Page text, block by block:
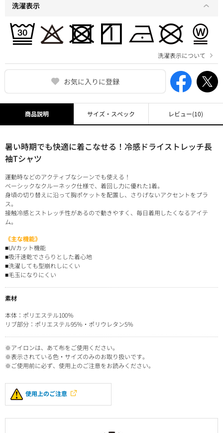
お気に入りに登録
洗濯表示
洗濯表示について
商品説明
暑い時期でも快適に着こなせる！冷感ドライストレッチ長
袖Tシャツ
運動時などのアクティブなシーンでも使える！
ベーシックなクルーネック仕様で、着回し力に優れた1着。
身頃の切り替えに沿って胸ポケットを配置し、さりげないアクセントをプラ
ス。
接触冷感とストレッチ性があるので動きやすく、毎日着用したくなるアイテ
ム。
《主な機能》
■UVカット機能
■吸汗速乾でさらりとした着心地
■洗濯しても型崩れしにくい
■毛玉になりにくい
素材
本体：ポリエステル100％
リブ部分：ポリエステル95％・ポリウレタン5％
※アイロンは、あて布をご使用ください。
※表示されている色・サイズのみのお取り扱いです。
※ご使用前に必ず、使用上のご注意をお読みください。
使用上のご注意
サイズ・スペック レビュー(10)